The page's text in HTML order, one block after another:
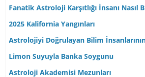
Fanatik Astroloji Karşıtlığı İnsanı Nasıl
2025 Kalifornia Yangınları
Astrolojiyi Doğrulayan Bilim
Limon Suyuyla Banka Soygunu
Astroloji Akademisi Mezunları